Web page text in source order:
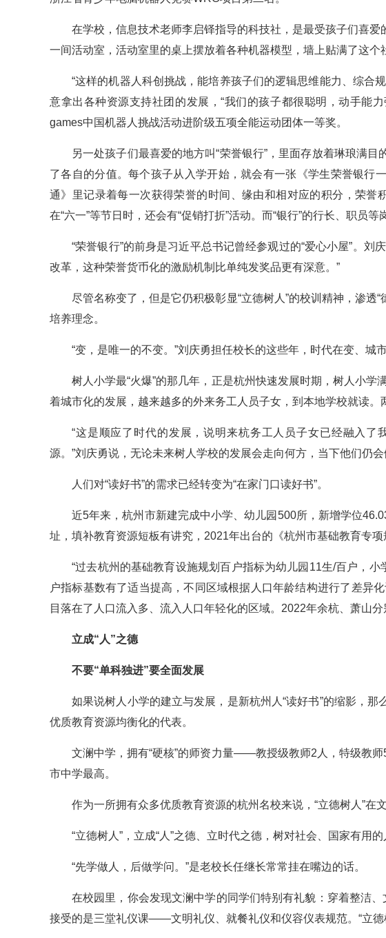
在学校，信息技术老师李启铎指导的科技社，是最受孩子们喜
一间活动室，活动室里的桌上摆放着各种机器模型，墙上贴满了这个
“这样的机器人科创挑战，能培养孩子们的逻辑思维能力、综合
意拿出各种资源支持社团的发展，“我们的孩子都很聪明，动手能
games中国机器人挑战活动进阶级五项全能运动团体一等奖。
另一处孩子们最喜爱的地方叫“荣誉银行”，里面存放着琳琅满
了各自的分值。每个孩子从入学开始，就会有一张《学生荣誉银行
通》里记录着每一次获得荣誉的时间、缘由和相对应的积分，荣誉
在“六一”等节日时，还会有“促销打折”活动。而“银行”的行长、职员等
“荣誉银行”的前身是习近平总书记曾经参观过的“爱心小屋”。
改革，这种荣誉货币化的激励机制比单纯发奖品更有深意。”
尽管名称变了，但是它仍积极彰显“立德树人”的校训精神，渗透
培养理念。
“变，是唯一的不变。”刘庆勇担任校长的这些年，时代在变、城
树人小学最“火爆”的那几年，正是杭州快速发展时期，树人小学
着城市化的发展，越来越多的外来务工人员子女，到本地学校就读。
“这是顺应了时代的发展，说明来杭务工人员子女已经融入
源。”刘庆勇说，无论未来树人学校的发展会走向何方，当下他们仍会
人们对“读好书”的需求已经转变为“在家门口读好书”。
近5年来，杭州市新建完成中小学、幼儿园500所，新增学位
址，填补教育资源短板有讲究，2021年出台的《杭州市基础教育专
“过去杭州的基础教育设施规划百户指标为幼儿园11生/百户，
户指标基数有了适当提高，不同区域根据人口年龄结构进行了差异
目落在了人口流入多、流入人口年轻化的区域。2022年余杭、萧山
立成“人”之德
不要“单科独进”要全面发展
如果说树人小学的建立与发展，是新杭州人“读好书”的缩影，
优质教育资源均衡化的代表。
文澜中学，拥有“硬核”的师资力量——教授级教师2人，特级教
市中学最高。
作为一所拥有众多优质教育资源的杭州名校来说，“立德树人”在
“立德树人”，立成“人”之德、立时代之德，树对社会、国家有用的
“先学做人，后做学问。”是老校长任继长常常挂在嘴边的话。
在校园里，你会发现文澜中学的同学们特别有礼貌：穿着整洁
接受的是三堂礼仪课——文明礼仪、就餐礼仪和仪容仪表规范。“立德